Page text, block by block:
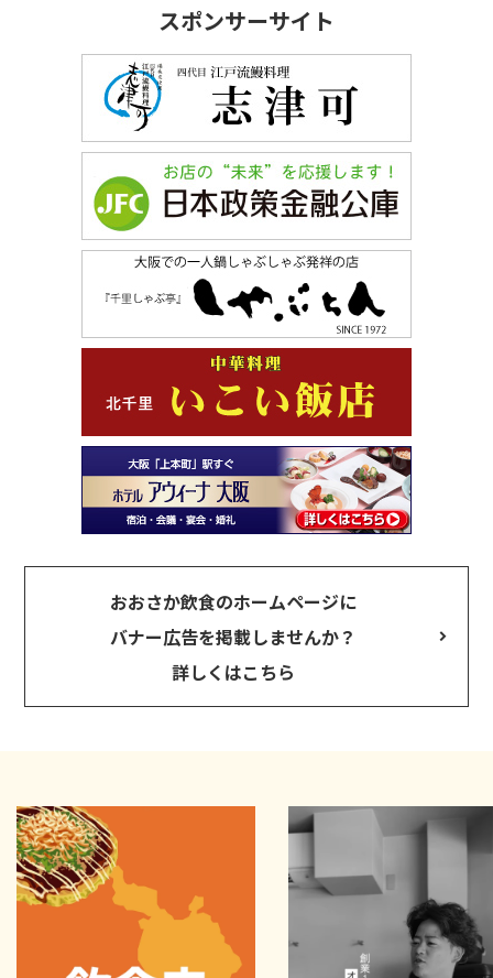
スポンサーサイト
おおさか飲食のホームページに
バナー広告を掲載しませんか？
詳しくはこちら